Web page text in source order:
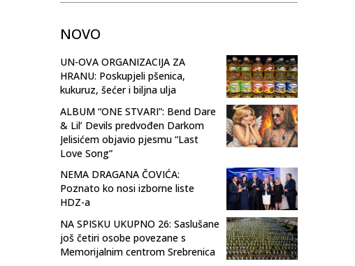
NOVO
UN-OVA ORGANIZACIJA ZA
HRANU: Poskupjeli pšenica,
kukuruz, šećer i biljna ulja
ALBUM “ONE STVARI”: Bend Dare
& Lil’ Devils predvođen Darkom
Jelisićem objavio pjesmu “Last
Love Song”
NEMA DRAGANA ČOVIĆA:
Poznato ko nosi izborne liste
HDZ-a
NA SPISKU UKUPNO 26: Saslušane
još četiri osobe povezane s
Memorijalnim centrom Srebrenica